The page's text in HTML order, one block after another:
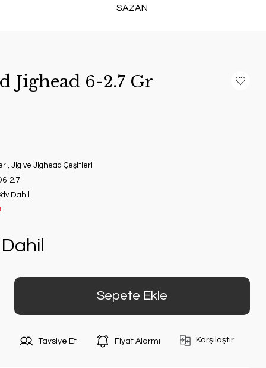
SAZAN
Jighead 6-2.7 Gr
, Jig ve Jighead Çeşitleri
2.7
Dahil
Sepete Ekle
Tavsiye Et Fiyat Alarmı Karşılaştır